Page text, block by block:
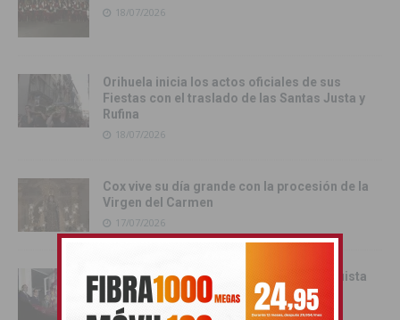
18/07/2026
Orihuela inicia los actos oficiales de sus
Fiestas con el traslado de las Santas Justa y
Rufina
18/07/2026
Cox vive su día grande con la procesión de la
Virgen del Carmen
17/07/2026
Orihuela inicia sus Fiestas de la Reconquista
con la Exposición Pública de la Gloriosa
Enseña del Oriol